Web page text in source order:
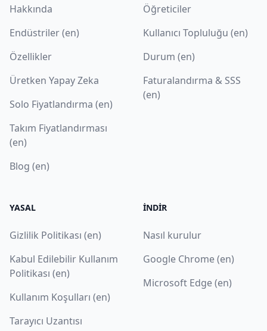
Hakkında
Endüstriler (en)
Özellikler
Üretken Yapay Zeka
Solo Fiyatlandırma (en)
Takım Fiyatlandırması
(en)
Blog (en)
Öğreticiler
Kullanıcı Topluluğu (en)
Durum (en)
Faturalandırma & SSS
(en)
YASAL
Gizlilik Politikası (en)
Kabul Edilebilir Kullanım
Politikası (en)
Kullanım Koşulları (en)
Tarayıcı Uzantısı
İNDIR
Nasıl kurulur
Google Chrome (en)
Microsoft Edge (en)